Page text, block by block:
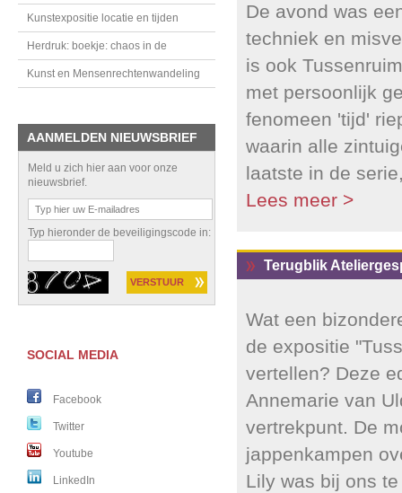
Kunstexpositie locatie en tijden
Herdruk: boekje: chaos in de
bovenkamer
Kunst en Mensenrechtenwandeling
AANMELDEN NIEUWSBRIEF
Meld u zich hier aan voor onze
nieuwsbrief.
Typ hieronder de beveiligingscode in:
SOCIAL MEDIA
Facebook
Twitter
Youtube
LinkedIn
De avond was
techniek en
is ook
met persoonlijk
fenomeen 'tijd'
waarin alle
laatste in de
Lees meer >
Terugblik
Wat een
de expositie
vertellen? Deze
Annemarie van
vertrekpunt. De
jappenkampen
Lily was bij ons